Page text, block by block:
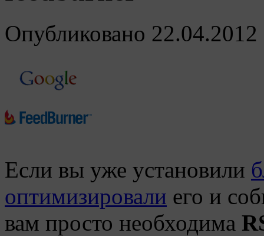
Опубликовано 22.04.2012
Если вы уже установили
оптимизировали его и
вам просто необходима